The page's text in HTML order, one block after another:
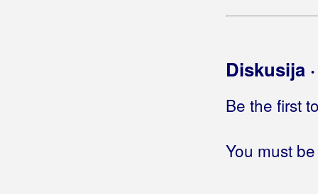
Diskusija
Be the first
You must